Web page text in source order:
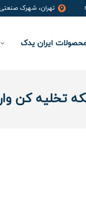
تهران، شهرک صنعتی
ایران یدک
تخلیه کن